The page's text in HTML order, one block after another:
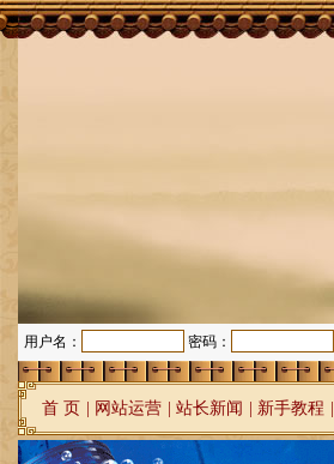
用户名： 密码：
首 页 网站运营 站长新闻 新手教程